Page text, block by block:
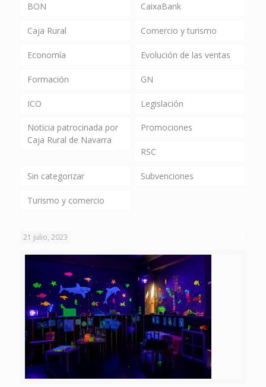
BON CaixaBank
Caja Rural Comercio y turismo
Economía Evolución de las ventas
Formación GN
ICO Legislación
Noticia patrocinada por
Caja Rural de Navarra
Promociones
RSC
Sin categorizar Subvenciones
Turismo y comercio
21 julio, 2023